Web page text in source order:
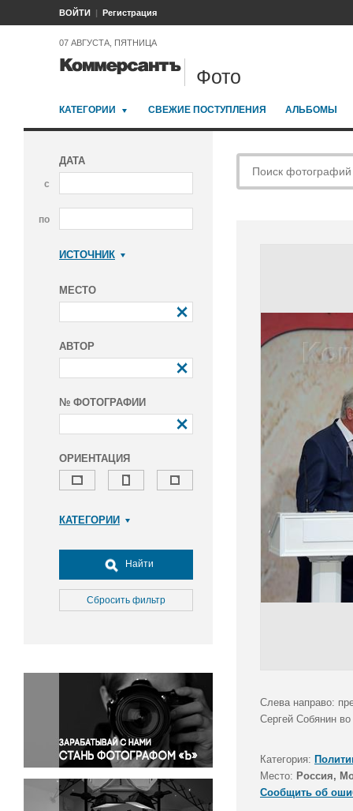
ВОЙТИ Регистрация
07 АВГУСТА, ПЯТНИЦА
Фото
КАТЕГОРИИ СВЕЖИЕ ПОСТУПЛЕНИЯ АЛЬБОМЫ
ДАТА
с
по
ИСТОЧНИК
МЕСТО
АВТОР
№ ФОТОГРАФИИ
ОРИЕНТАЦИЯ
КАТЕГОРИИ
Досуг, туризм и отдых
Культура
Медицина
Окружающая среда
Политика
Правосудие
Происшествия и конфликты
Религия
Светская жизнь
Спорт
Найти
Сбросить фильтр
Слева направо:
Сергей Собянин
Категория:
Место: Россия,
Сообщить об